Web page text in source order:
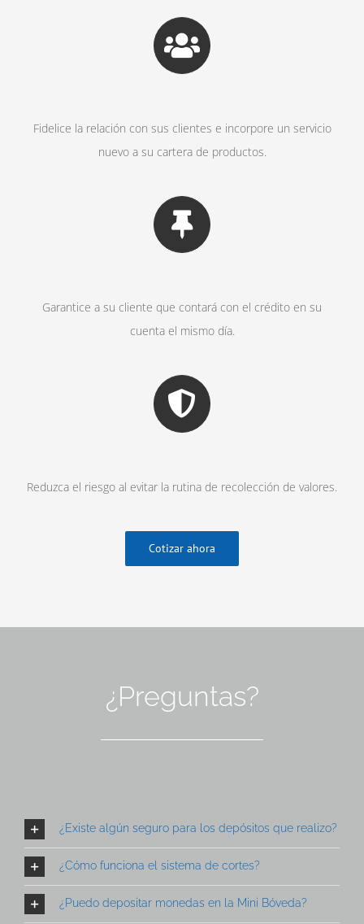
Fidelice la relación con sus clientes e incorpore un servicio
nuevo a su cartera de productos.
Garantice a su cliente que contará con el crédito en su
cuenta el mismo día.
Reduzca el riesgo al evitar la rutina de recolección de valores.
Cotizar ahora
¿Preguntas?
¿Existe algún seguro para los depósitos que realizo?
¿Cómo funciona el sistema de cortes?
¿Puedo depositar monedas en la Mini Bóveda?